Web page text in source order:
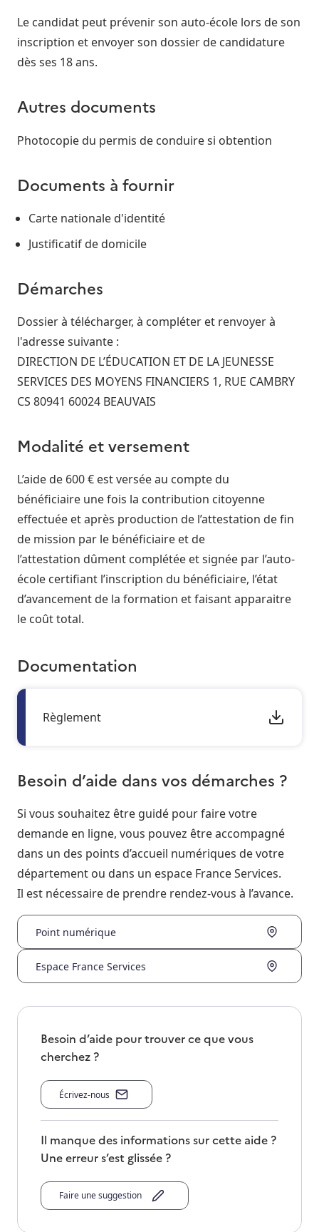
Le candidat peut prévenir son auto-école lors de son
inscription et envoyer son dossier de candidature
dès ses 18 ans.
Autres documents
Photocopie du permis de conduire si obtention
Documents à fournir
Carte nationale d'identité
Justificatif de domicile
Démarches
Dossier à télécharger, à compléter et renvoyer à
l'adresse suivante :
DIRECTION DE L’ÉDUCATION ET DE LA JEUNESSE
SERVICES DES MOYENS FINANCIERS 1, RUE CAMBRY
CS 80941 60024 BEAUVAIS
Modalité et versement
L’aide de 600 € est versée au compte du
bénéficiaire une fois la contribution citoyenne
effectuée et après production de l’attestation de fin
de mission par le bénéficiaire et de
l’attestation dûment complétée et signée par l’auto-
école certifiant l’inscription du bénéficiaire, l’état
d’avancement de la formation et faisant apparaitre
le coût total.
Documentation
Règlement
Besoin d’aide dans vos démarches ?
Si vous souhaitez être guidé pour faire votre
demande en ligne, vous pouvez être accompagné
dans un des points d’accueil numériques de votre
département ou dans un espace France Services.
Il est nécessaire de prendre rendez-vous à l’avance.
Point numérique
Espace France Services
Besoin d’aide pour trouver ce que vous
cherchez ?
Écrivez-nous
Il manque des informations sur cette aide ?
Une erreur s’est glissée ?
Faire une suggestion